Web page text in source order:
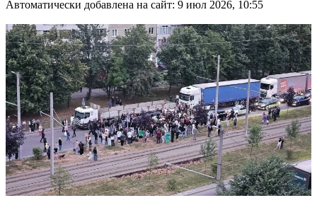
Автоматически добавлена на сайт: 9 июл 2026, 10:55